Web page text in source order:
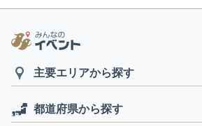
主要エリアから探す
都道府県から探す